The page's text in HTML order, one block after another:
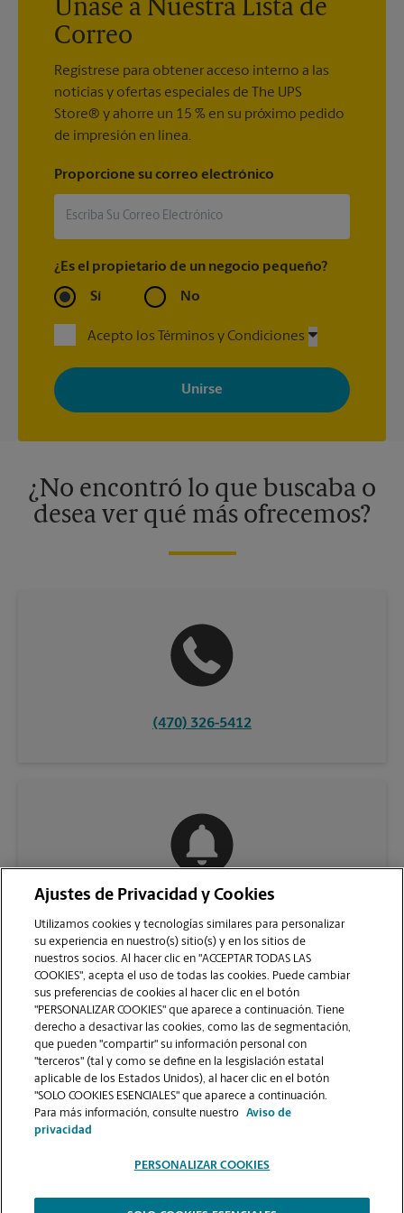
Únase a Nuestra Lista de
Correo
Regístrese para obtener acceso interno a las
noticias y ofertas especiales de The UPS
Store® y ahorre un 15 % en su próximo pedido
de impresión en línea.
Proporcione su correo electrónico
¿Es el propietario de un negocio pequeño?
Sí No
Acepto los Términos y Condiciones
Al registrarse, acepta recibir correos electrónicos de The UPS
Store con noticias, ofertas especiales, promociones y mensajes
adaptados a sus intereses. Puede darse de baja en cualquier
momento. Para más información, consulte nuestra política de
¿No encontró lo que buscaba o
desea ver qué más ofrecemos?
(470) 326-5412
VER LA PÁGINA DE LA TIENDA
Ajustes de Privacidad y Cookies
Utilizamos cookies y tecnologías similares para personalizar
su experiencia en nuestro(s) sitio(s) y en los sitios de
nuestros socios. Al hacer clic en "ACCEPTAR TODAS LAS
COOKIES", acepta el uso de todas las cookies. Puede cambiar
sus preferencias de cookies al hacer clic en el botón
"PERSONALIZAR COOKIES" que aparece a continuación. Tiene
derecho a desactivar las cookies, como las de segmentación,
que pueden "compartir" su información personal con
"terceros" (tal y como se define en la lesgislación estatal
aplicable de los Estados Unidos), al hacer clic en el botón
"SOLO COOKIES ESENCIALES" que aparece a continuación.
Para más información, consulte nuestro
Aviso de
privacidad
PERSONALIZAR COOKIES